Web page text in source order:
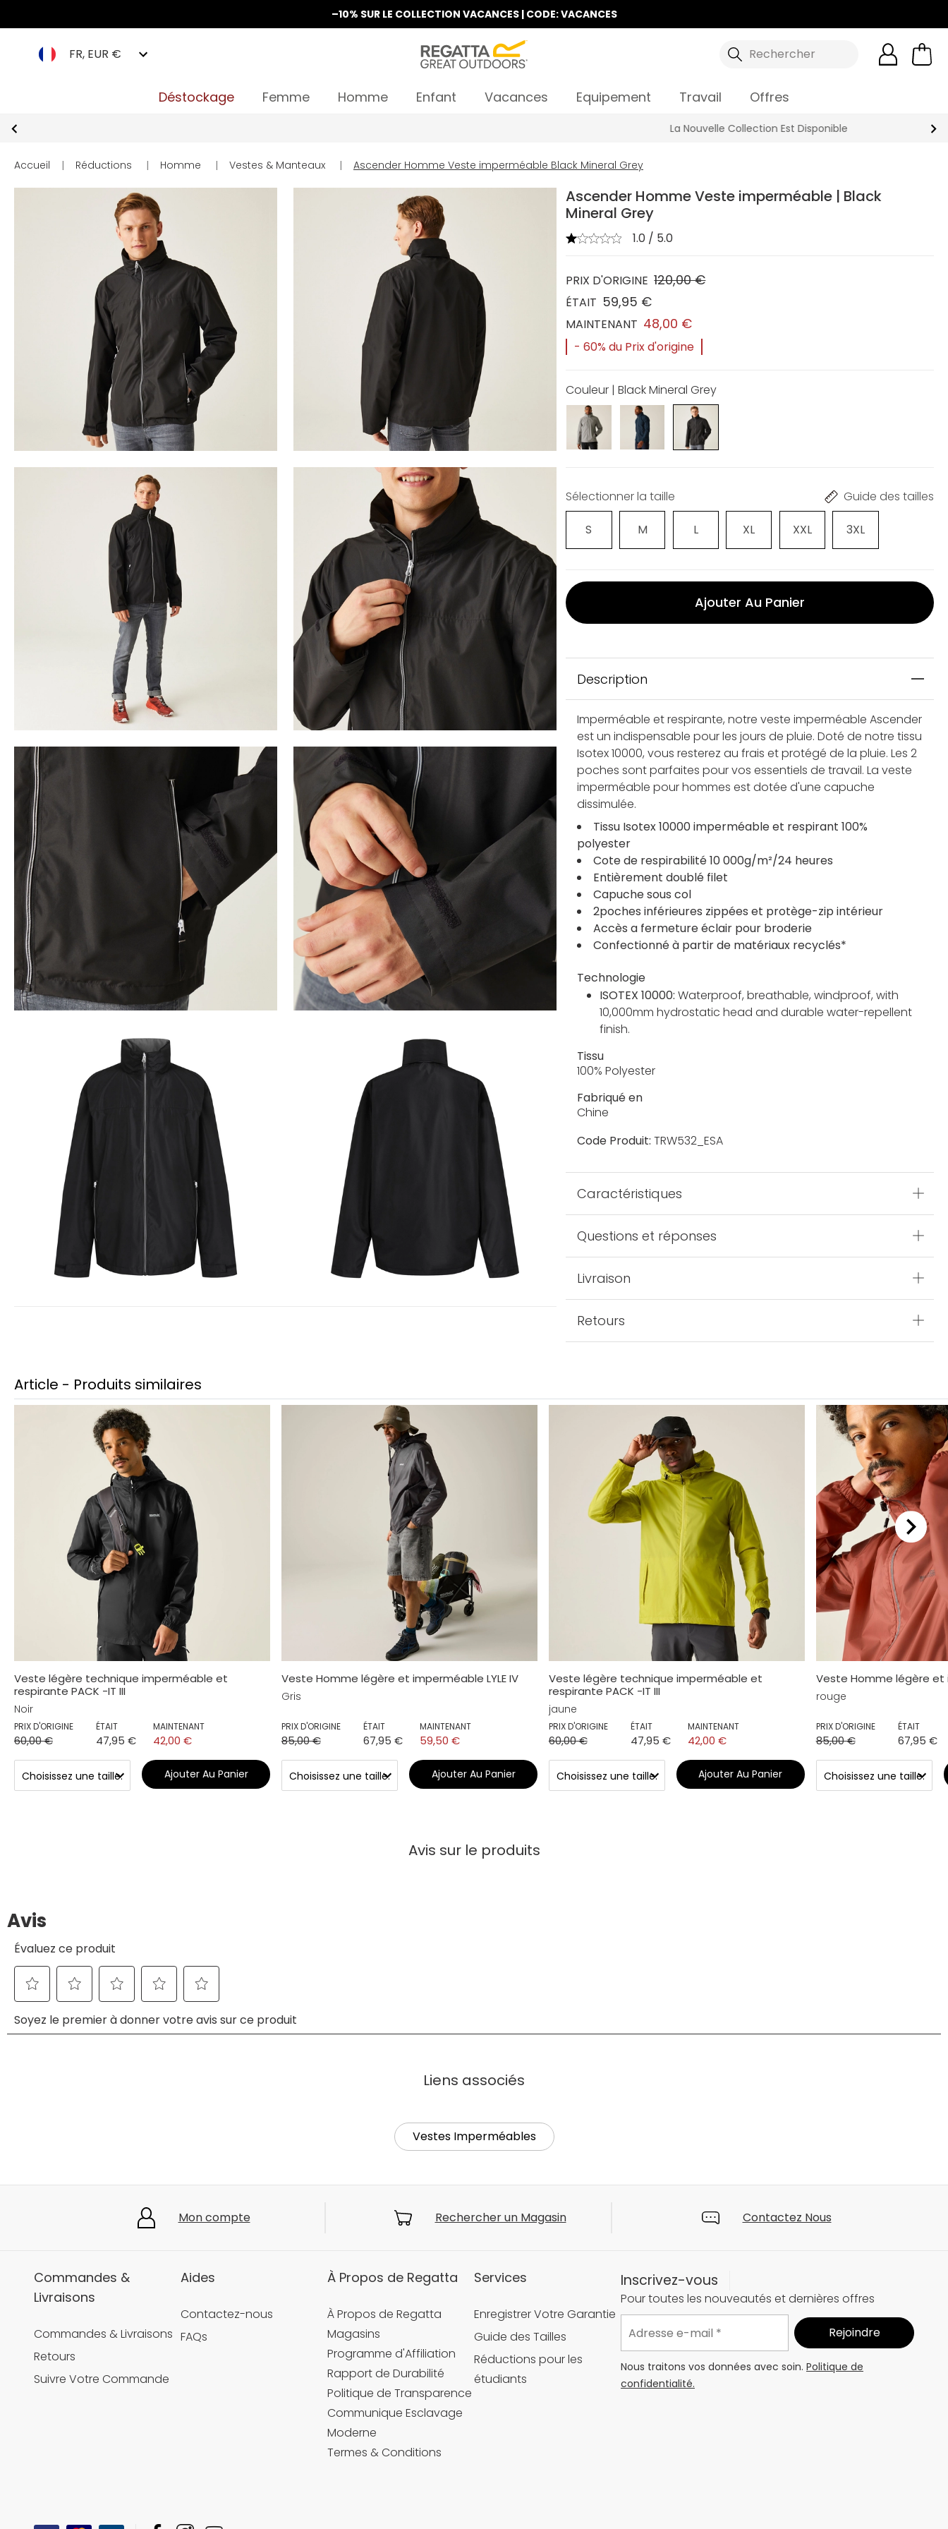
–10% SUR LE COLLECTION VACANCES | CODE: VACANCES
FR, EUR € Rechercher
Déstockage Femme Homme Enfant Vacances Equipement Travail Offres
Accueil | Réductions | Homme | Vestes & Manteaux | Ascender Homme Veste imperméable Black Mineral Grey
Ascender Homme Veste imperméable | Black
Mineral Grey
1.0 / 5.0
PRIX D'ORIGINE 120,00 €
ÉTAIT 59,95 €
MAINTENANT 48,00 €
- 60% du Prix d'origine
Couleur | Black Mineral Grey
Sélectionner la taille Guide des tailles
S M L XL XXL 3XL
Ajouter Au Panier
Description
Imperméable et respirante, notre veste imperméable Ascender
est un indispensable pour les jours de pluie. Doté de notre tissu
Isotex 10000, vous resterez au frais et protégé de la pluie. Les 2
poches sont parfaites pour vos essentiels de travail. La veste
imperméable pour hommes est dotée d'une capuche
dissimulée.
Tissu Isotex 10000 imperméable et respirant 100%
polyester
Cote de respirabilité 10 000g/m²/24 heures
Entièrement doublé filet
Capuche sous col
2poches inférieures zippées et protège-zip intérieur
Accès a fermeture éclair pour broderie
Confectionné à partir de matériaux recyclés*
Technologie
ISOTEX 10000:Waterproof, breathable, windproof, with
10,000mm hydrostatic head and durable water-repellent
finish.
Tissu
100% Polyester
Fabriqué en
Chine
Code Produit: TRW532_ESA
Caractéristiques
Questions et réponses
Livraison
Retours
Article - Produits similaires
Veste légère technique imperméable et
respirante PACK -IT III
Noir
PRIX D'ORIGINE
60,00 €
ÉTAIT
47,95 €
MAINTENANT
42,00 €
Ajouter Au Panier
Veste Homme légère et imperméable LYLE IV
Gris
PRIX D'ORIGINE
85,00 €
ÉTAIT
67,95 €
MAINTENANT
59,50 €
Ajouter Au Panier
Veste légère technique imperméable et
respirante PACK -IT III
jaune
PRIX D'ORIGINE
60,00 €
ÉTAIT
47,95 €
MAINTENANT
42,00 €
Ajouter Au Panier
Veste Homme légère et
rouge
PRIX D'ORIGINE
85,00 €
ÉTAIT
67,95 €
Avis sur le produits
Liens associés
Vestes Imperméables
Mon compte Rechercher un Magasin Contactez Nous
Commandes &
Livraisons
Commandes & Livraisons
Retours
Suivre Votre Commande
Aides
Contactez-nous
FAQs
À Propos de Regatta
À Propos de Regatta
Magasins
Programme d'Affiliation
Rapport de Durabilité
Politique de Transparence
Communique Esclavage
Moderne
Termes & Conditions
Services
Enregistrer Votre Garantie
Guide des Tailles
Réductions pour les
étudiants
Inscrivez-vous
Pour toutes les nouveautés et dernières offres
Nous traitons vos données avec soin. Politique de
confidentialité.